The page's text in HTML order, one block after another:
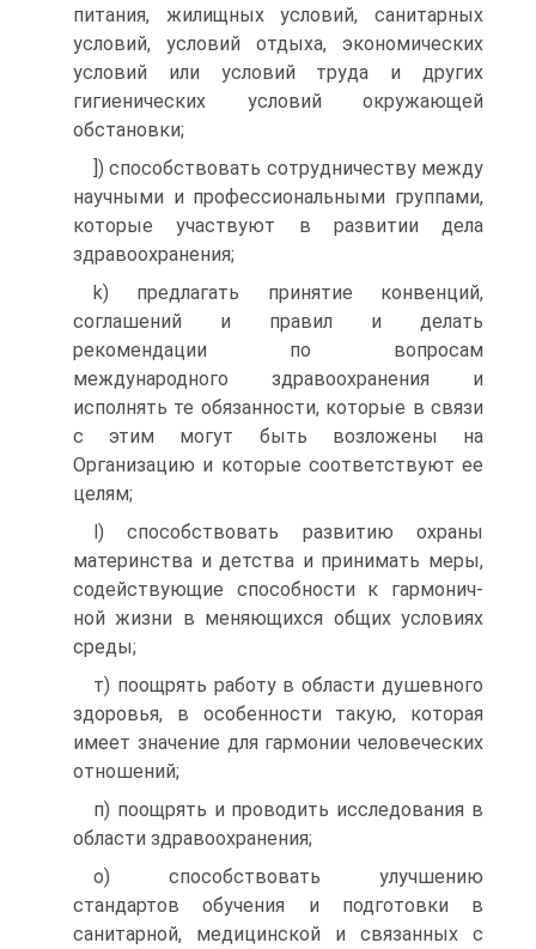
питания, жилищных условий, санитарных
условий, условий отдыха, экономических
условий или условий труда и других
гигиенических условий окружающей
обстановки;
]) способствовать сотрудничеству между
научными и профессиональными группами,
которые участвуют в развитии дела
здравоохранения;
k) предлагать принятие конвенций,
соглашений и правил и делать
рекомендации по вопросам
международного здраво­охранения и
исполнять те обязанности, которые в связи
с этим могут быть возложены на
Организацию и которые соответ­ствуют ее
целям;
l) способствовать развитию охраны
материнства и детства и принимать меры,
содействующие способности к гармонич­
ной жизни в меняющихся общих условиях
среды;
т) поощрять работу в области душевного
здоровья, в осо­бенности такую, которая
имеет значение для гармонии чело­веческих
отношений;
п) поощрять и проводить исследования в
области здраво­охранения;
о) способствовать улучшению
стандартов обучения и под­готовки в
санитарной, медицинской и связанных с